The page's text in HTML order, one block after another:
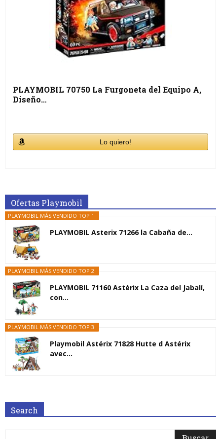
PLAYMOBIL 70750 La Furgoneta del Equipo A,
Diseño…
Lo quiero!
Ofertas Playmobil
PLAYMOBIL MÁS VENDIDO TOP 1
PLAYMOBIL Asterix 71266 la Cabaña de...
PLAYMOBIL MÁS VENDIDO TOP 2
PLAYMOBIL 71160 Astérix La Caza del Jabalí,
con...
PLAYMOBIL MÁS VENDIDO TOP 3
Playmobil Astérix 71828 Hutte d Astérix
avec...
Search